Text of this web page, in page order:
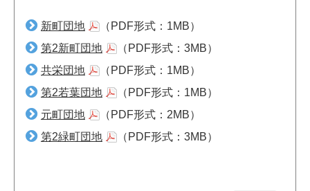
新町団地
（PDF形式：1MB）
第2新町団地
（PDF形式：3MB）
共栄団地
（PDF形式：1MB）
第2若葉団地
（PDF形式：1MB）
元町団地
（PDF形式：2MB）
第2緑町団地
（PDF形式：3MB）